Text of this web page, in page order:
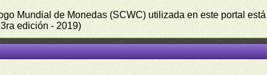
Mundial de Monedas (SCWC) utilizada en este portal
edición - 2019)